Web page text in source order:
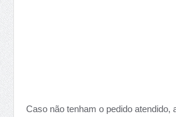
Caso não tenham o pedido atendido,